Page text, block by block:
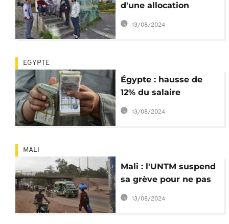
d'une allocation
chômage pour les
jeunes
13/08/2024
EGYPTE
Égypte : hausse de
12% du salaire
minimum mensuel
13/08/2024
MALI
Mali : l'UNTM suspend
sa grève pour ne pas
aggraver la crise
13/08/2024